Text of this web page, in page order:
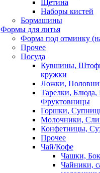
Щетина
Наборы кистей
Бормашины
Формы для литья
Форма под отминку
Прочее
Посуда
Кувшины,
кружки
Ложки,
Тарелки,
Фруктовницы
Горшки,
Молочники,
Конфетницы,
Прочее
Чай/Кофе
Чашки,
Чайники,